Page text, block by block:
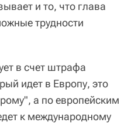
и то, что глава
трудности
в счет штрафа
идет в Европу, это
а по европейским
к международному